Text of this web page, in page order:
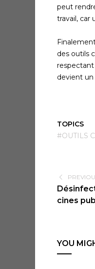
peut
travail, car
des outils
respectant
devient un
TOPICS
#OUTILS
cines
YOU